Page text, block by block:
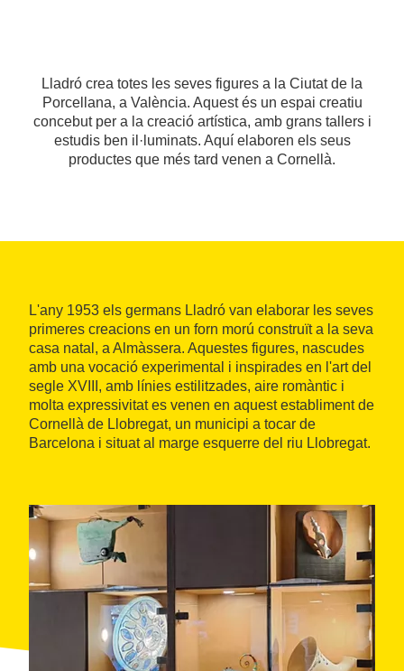
Lladró crea totes les seves figures a la Ciutat de la
Porcellana, a València. Aquest és un espai creatiu
concebut per a la creació artística, amb grans tallers i
estudis ben il·luminats. Aquí elaboren els seus
productes que més tard venen a Cornellà.
L'any 1953 els germans Lladró van elaborar les seves
primeres creacions en un forn morú construït a la seva
casa natal, a Almàssera. Aquestes figures, nascudes
amb una vocació experimental i inspirades en l'art del
segle XVIII, amb línies estilitzades, aire romàntic i
molta expressivitat es venen en aquest establiment de
Cornellà de Llobregat, un municipi a tocar de
Barcelona i situat al marge esquerre del riu Llobregat.